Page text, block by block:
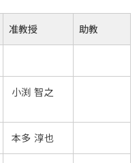
准教授 助教
小渕 智之
本多 淳也